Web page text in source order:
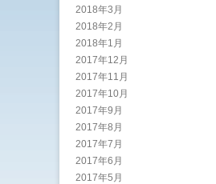
2018年3月
2018年2月
2018年1月
2017年12月
2017年11月
2017年10月
2017年9月
2017年8月
2017年7月
2017年6月
2017年5月